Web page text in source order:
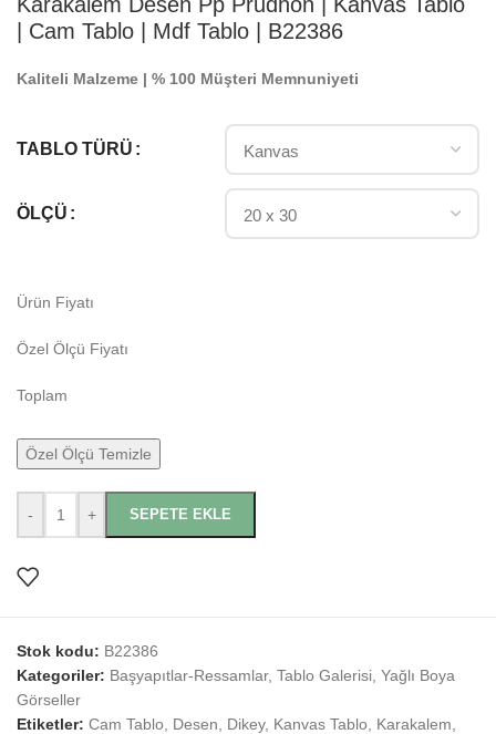
| Cam Tablo | Mdf Tablo | B22386
Kaliteli Malzeme | % 100 Müşteri Memnuniyeti
TABLO TÜRÜ
ÖLÇÜ
Ürün Fiyatı
Özel Ölçü Fiyatı
Toplam
Özel Ölçü Temizle
- + SEPETE EKLE
Stok kodu: B22386
Kategoriler: Başyapıtlar-Ressamlar, Tablo Galerisi Yağlı Boya
Görseller
Etiketler: Cam Tablo Desen Dikey, Kanvas Tablo Karakalem